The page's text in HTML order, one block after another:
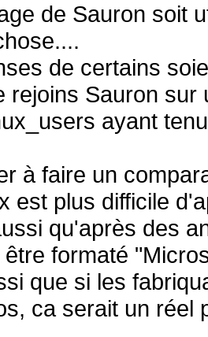
de Sauron soit
de certains
rejoins Sauron
ayant
à faire un
est plus difficile
qu'après des
formaté
que si les
ca serait un réel